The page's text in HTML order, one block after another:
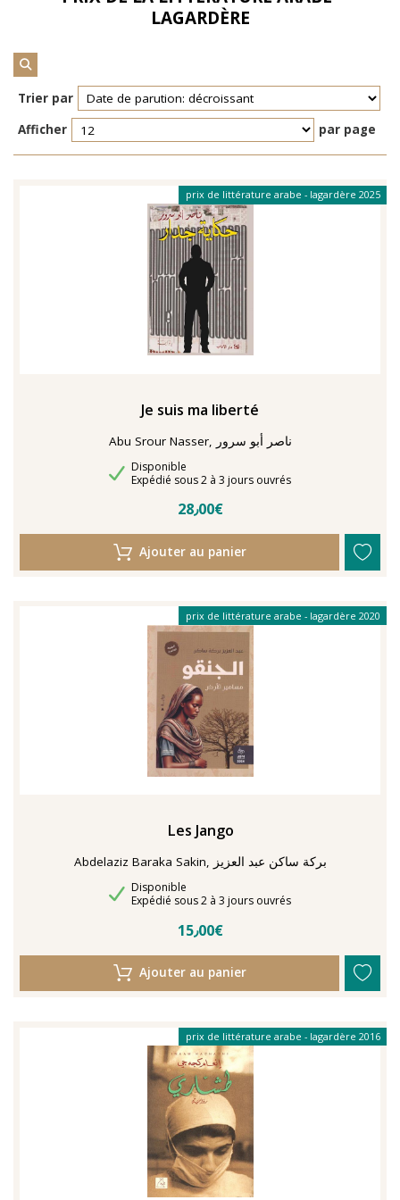
LAGARDÈRE
Trier par
Afficher
par page
Je suis ma liberté
prix de littérature arabe - lagardère 2025
Abu Srour Nasser, ناصر أبو سرور
Disponibilité
Disponible
Délais de livraison
Expédié sous 2 à 3 jours ouvrés
28٫00€
Ajouter au panier
Les Jango
prix de littérature arabe - lagardère 2020
Abdelaziz Baraka Sakin, بركة ساكن عبد العزيز
Disponibilité
Disponible
Délais de livraison
Expédié sous 2 à 3 jours ouvrés
15٫00€
Ajouter au panier
prix de littérature arabe - lagardère 2016